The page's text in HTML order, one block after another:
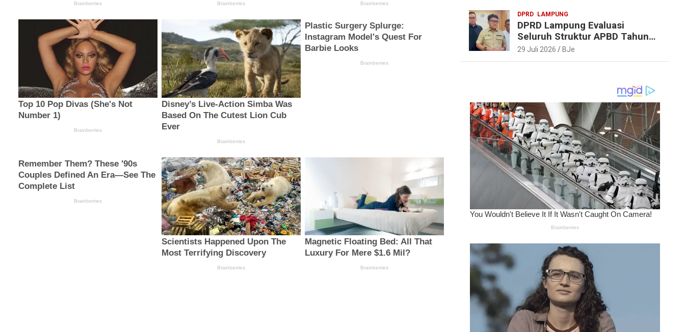
DPRD LAMPUNG
DPRD Lampung Evaluasi
Seluruh Struktur APBD Tahun
2027
29 Juli 2026 BJe